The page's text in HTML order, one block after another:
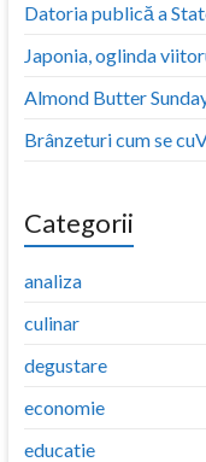
Datoria publică a
Japonia, oglinda
Almond Butter
Brânzeturi cum se
Categorii
analiza
culinar
degustare
economie
educatie